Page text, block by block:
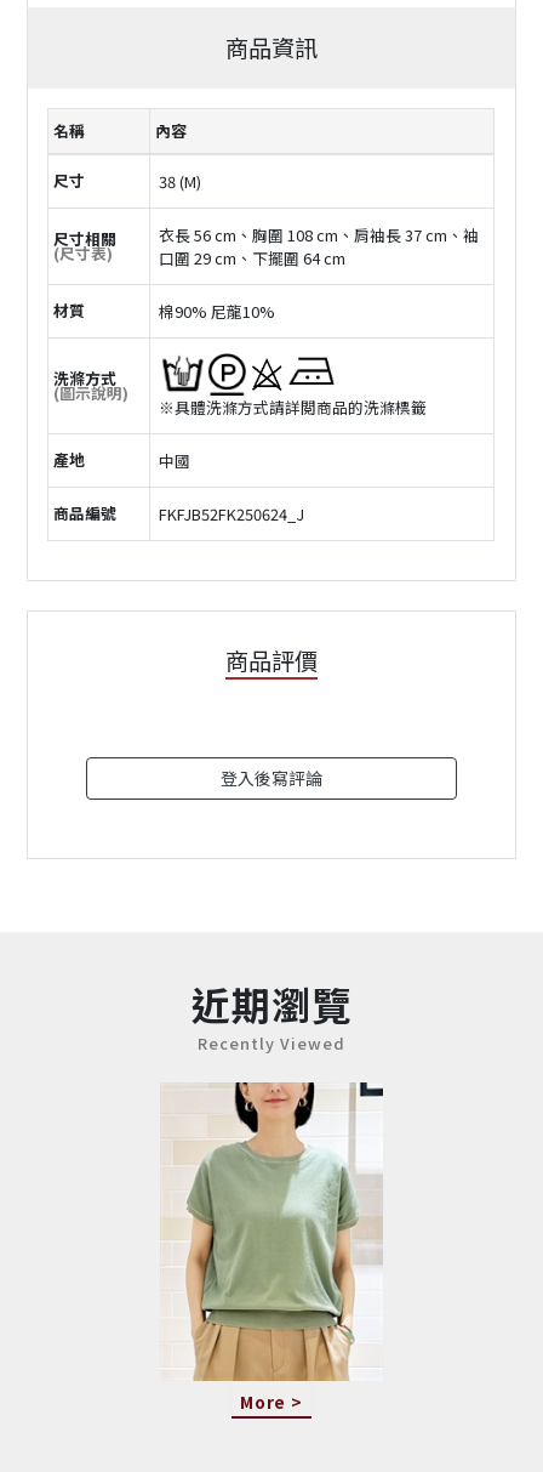
商品資訊
名稱 內容
尺寸 38 (M)
尺寸相關
(尺寸表)
衣長 56 cm、胸圍 108 cm、肩袖長 37 cm、袖
口圍 29 cm、下擺圍 64 cm
材質 棉90% 尼龍10%
洗滌方式
(圖示說明)
※具體洗滌方式請詳閲商品的洗滌標籤
產地 中國
商品編號 FKFJB52FK250624_J
商品評價
登入後寫評論
近期瀏覽
Recently Viewed
More >